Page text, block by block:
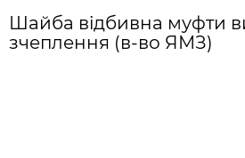
Шайба відбивна муфти
зчеплення (в-во ЯМЗ)